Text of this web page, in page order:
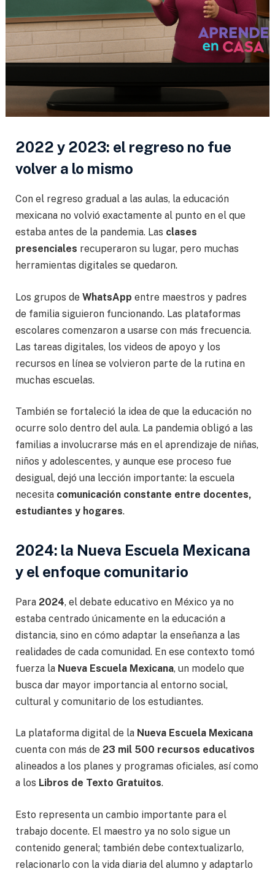
2022 y 2023: el regreso no fue
volver a lo mismo
Con el regreso gradual a las aulas, la educación
mexicana no volvió exactamente al punto en el que
estaba antes de la pandemia. Las clases
presenciales recuperaron su lugar, pero muchas
herramientas digitales se quedaron.
Los grupos de WhatsApp entre maestros y padres
de familia siguieron funcionando. Las plataformas
escolares comenzaron a usarse con más frecuencia.
Las tareas digitales, los videos de apoyo y los
recursos en línea se volvieron parte de la rutina en
muchas escuelas.
También se fortaleció la idea de que la educación no
ocurre solo dentro del aula. La pandemia obligó a las
familias a involucrarse más en el aprendizaje de niñas,
niños y adolescentes, y aunque ese proceso fue
desigual, dejó una lección importante: la escuela
necesita comunicación constante entre docentes,
estudiantes y hogares.
2024: la Nueva Escuela Mexicana
y el enfoque comunitario
Para 2024, el debate educativo en México ya no
estaba centrado únicamente en la educación a
distancia, sino en cómo adaptar la enseñanza a las
realidades de cada comunidad. En ese contexto tomó
fuerza la Nueva Escuela Mexicana, un modelo que
busca dar mayor importancia al entorno social,
cultural y comunitario de los estudiantes.
La plataforma digital de la Nueva Escuela Mexicana
cuenta con más de 23 mil 500 recursos educativos
alineados a los planes y programas oficiales, así como
a los Libros de Texto Gratuitos.
Esto representa un cambio importante para el
trabajo docente. El maestro ya no solo sigue un
contenido general; también debe contextualizarlo,
relacionarlo con la vida diaria del alumno y adaptarlo